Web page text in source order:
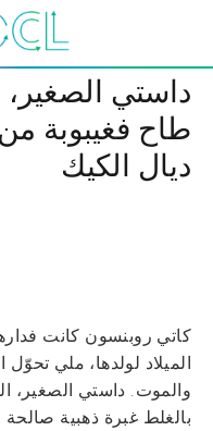
طاح فغيبوبة
ديال الكيك
كاتي روبنسون كانت
الميلاد لولدها، ملي
بالغلط غبرة ذهبية